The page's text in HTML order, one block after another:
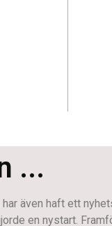
...
även haft ett
en nystart.